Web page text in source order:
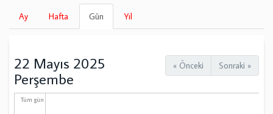
Birincil
sekmeler
Ay Hafta Gün
sekme)
Yıl
« Önceki Sonraki »
22 Mayıs 2025
Perşembe
Tüm gün